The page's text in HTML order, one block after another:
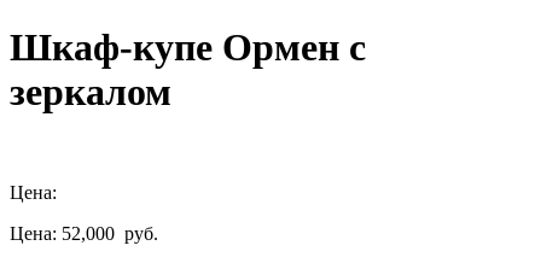
Шкаф-купе Ормен с
зеркалом
Цена:
Цена: 52,000 руб.